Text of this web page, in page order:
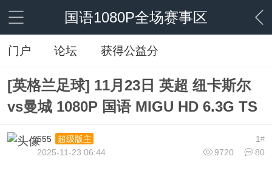
国语1080P全场赛事区
门户 论坛 获得公益分
[英格兰足球] 11月23日 英超 纽卡斯尔
vs曼城 1080P 国语 MIGU HD 6.3G TS
1#
555
超级版主
9720
80
2025-11-23 06:44